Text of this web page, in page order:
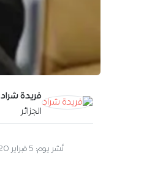
فريدة شراد
الجزائر
آخر تحديث: 6 فبراير 2020